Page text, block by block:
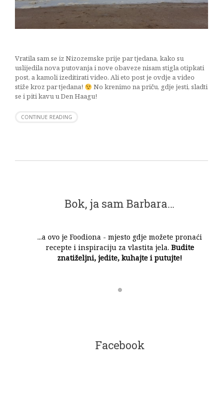
Vratila sam se iz Nizozemske prije par tjedana, kako su
uslijedila nova putovanja i nove obaveze nisam stigla otipkati
post, a kamoli izeditirati video. Ali eto post je ovdje a video
stiže kroz par tjedana!
No krenimo na priču, gdje jesti, sladti
se i piti kavu u Den Haagu!
CONTINUE READING
Bok, ja sam Barbara…
...a ovo je Foodiona - mjesto gdje možete pronaći
recepte i inspiraciju za vlastita jela. Budite
znatiželjni, jedite, kuhajte i putujte!
Facebook